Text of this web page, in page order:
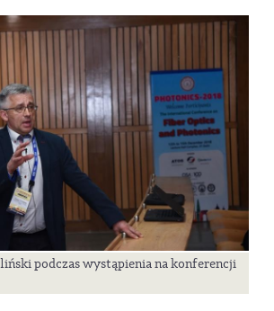
podczas wystąpienia na konferencji